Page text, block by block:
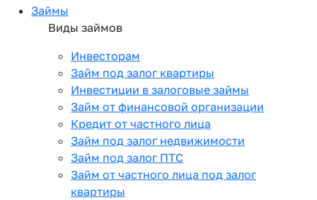
Займы
Виды займов
Инвесторам
Займ под залог квартиры
Инвестиции в залоговые займы
Займ от финансовой организации
Кредит от частного лица
Займ под залог недвижимости
Займ под залог ПТС
Займ от частного лица под залог
квартиры